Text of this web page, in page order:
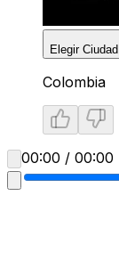
Elegir Ciudad
Colombia
00:00 / 00:00